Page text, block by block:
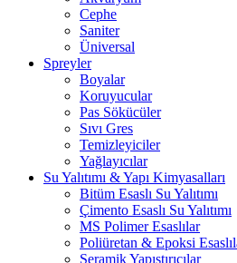
Cephe
Saniter
Üniversal
Spreyler
Boyalar
Koruyucular
Pas Sökücüler
Sıvı Gres
Temizleyiciler
Yağlayıcılar
Su Yalıtımı & Yapı Kimyasalları
Bitüm Esaslı Su Yalıtımı
Çimento Esaslı Su Yalıtımı
MS Polimer Esaslılar
Poliüretan & Epoksi
Seramik Yapıştırıcılar